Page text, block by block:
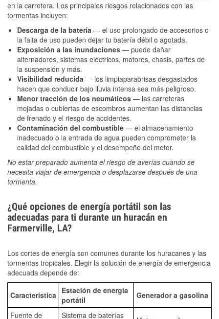
en la carretera. Los principales riesgos relacionados con las
tormentas incluyen:
Descarga de la batería — el uso prolongado de accesorios o
la falta de uso pueden dejar tu batería débil o agotada.
Exposición a las inundaciones — puede dañar
alternadores, sistemas eléctricos, motores, chasis, partes de
la suspensión y más.
Visibilidad reducida — los limpiaparabrisas desgastados
hacen que conducir bajo lluvia intensa sea más peligroso.
Menor tracción de los neumáticos — las carreteras
mojadas o cubiertas de escombros aumentan las distancias
de frenado y el riesgo de accidentes.
Contaminación del combustible — el almacenamiento
inadecuado o la entrada de agua pueden comprometer la
calidad del combustible y el desempeño del motor.
No estar preparado aumenta el riesgo de averías cuando se
necesita viajar de emergencia o desplazarse después de una
tormenta.
¿Qué opciones de energía portátil son las
adecuadas para ti durante un huracán en
Farmerville, LA?
Los cortes de energía son comunes durante los huracanes y las
tormentas tropicales. Elegir la solución de energía de emergencia
adecuada depende de:
Característica
Estación de energía
portátil
Generador a gasolina
Fuente de Sistema de baterías